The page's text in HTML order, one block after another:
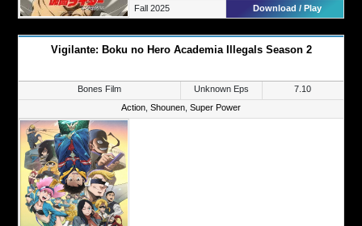
orang.
Fall 2025 Download / Play
Vigilante: Boku no Hero Academia Illegals Season 2
Bones Film Unknown Eps
7.10
Action Shounen Super Power